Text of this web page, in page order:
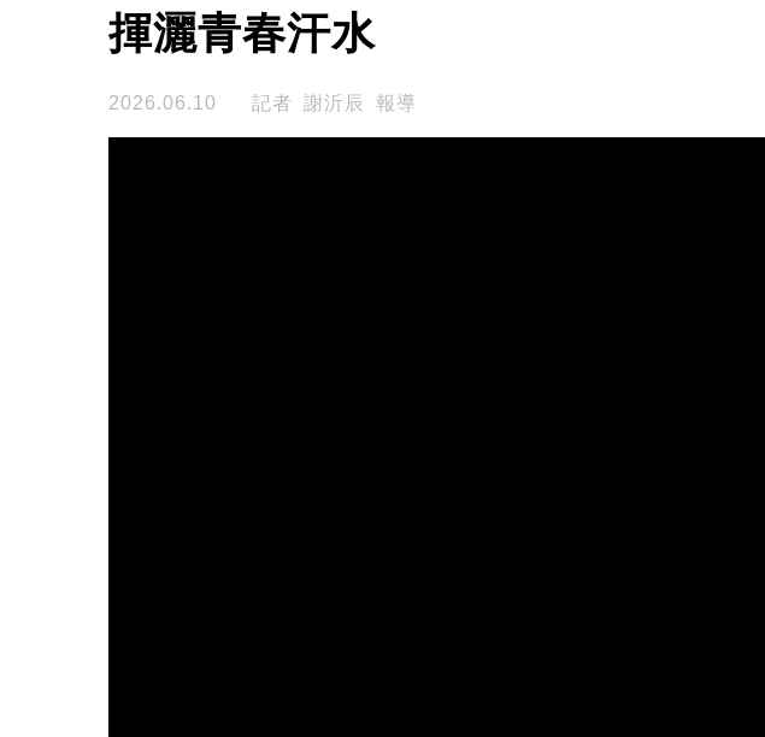
揮灑青春汗水
2026.06.10 記者 謝沂辰 報導